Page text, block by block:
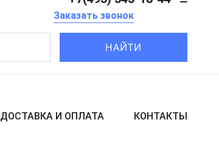
Заказать звонок
НАЙТИ
ДОСТАВКА И ОПЛАТА КОНТАКТЫ